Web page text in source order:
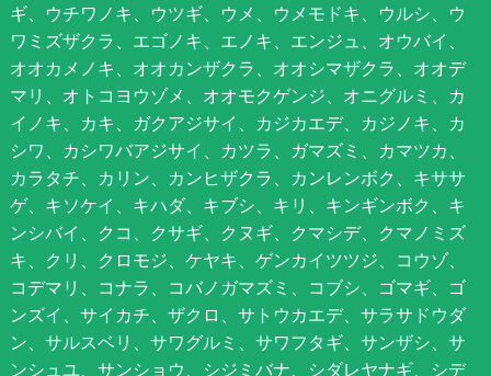
ギ、ウチワノキ、ウツギ、ウメ、ウメモドキ、ウルシ、ウ
ワミズザクラ、エゴノキ、エノキ、エンジュ、オウバイ、
オオカメノキ、オオカンザクラ、オオシマザクラ、オオデ
マリ、オトコヨウゾメ、オオモクゲンジ、オニグルミ、カ
イノキ、カキ、ガクアジサイ、カジカエデ、カジノキ、カ
シワ、カシワバアジサイ、カツラ、ガマズミ、カマツカ、
カラタチ、カリン、カンヒザクラ、カンレンボク、キササ
ゲ、キソケイ、キハダ、キブシ、キリ、キンギンボク、キ
ンシバイ、クコ、クサギ、クヌギ、クマシデ、クマノミズ
キ、クリ、クロモジ、ケヤキ、ゲンカイツツジ、コウゾ、
コデマリ、コナラ、コバノガマズミ、コブシ、ゴマギ、ゴ
ンズイ、サイカチ、ザクロ、サトウカエデ、サラサドウダ
ン、サルスベリ、サワグルミ、サワフタギ、サンザシ、サ
ンシュユ、サンショウ、シジミバナ、シダレヤナギ、シデ